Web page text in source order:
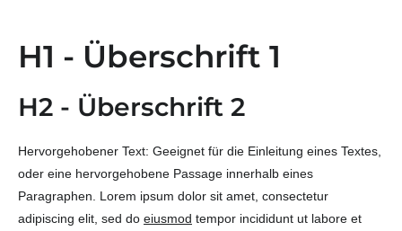
H1 - Überschrift 1
H2 - Überschrift 2
Hervorgehobener Text: Geeignet für die Einleitung eines Textes,
oder eine hervorgehobene Passage innerhalb eines
Paragraphen. Lorem ipsum dolor sit amet, consectetur
adipiscing elit, sed do eiusmod tempor incididunt ut labore et